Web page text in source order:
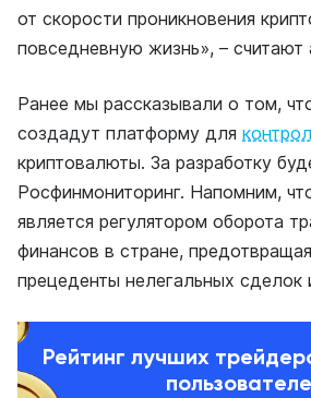
от скорости проникновения
повседневную жизнь», – считают
Ранее мы рассказывали о том,
создадут платформу для
криптовалюты. За разработку
Росфинмониторинг. Напомним,
является регулятором оборота
финансов в стране,
прецеденты нелегальных сделок
Рейтинг лучших